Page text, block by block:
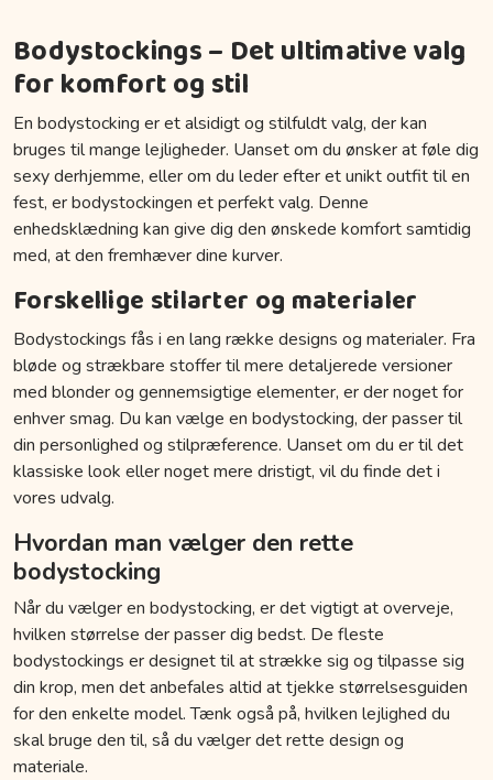
Bodystockings – Det ultimative valg
for komfort og stil
En bodystocking er et alsidigt og stilfuldt valg, der kan
bruges til mange lejligheder. Uanset om du ønsker at føle dig
sexy derhjemme, eller om du leder efter et unikt outfit til en
fest, er bodystockingen et perfekt valg. Denne
enhedsklædning kan give dig den ønskede komfort samtidig
med, at den fremhæver dine kurver.
Forskellige stilarter og materialer
Bodystockings fås i en lang række designs og materialer. Fra
bløde og strækbare stoffer til mere detaljerede versioner
med blonder og gennemsigtige elementer, er der noget for
enhver smag. Du kan vælge en bodystocking, der passer til
din personlighed og stilpræference. Uanset om du er til det
klassiske look eller noget mere dristigt, vil du finde det i
vores udvalg.
Hvordan man vælger den rette
bodystocking
Når du vælger en bodystocking, er det vigtigt at overveje,
hvilken størrelse der passer dig bedst. De fleste
bodystockings er designet til at strække sig og tilpasse sig
din krop, men det anbefales altid at tjekke størrelsesguiden
for den enkelte model. Tænk også på, hvilken lejlighed du
skal bruge den til, så du vælger det rette design og
materiale.